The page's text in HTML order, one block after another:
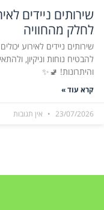
שירותים ניידים
לחלק מהחוויה
שירותים ניידים לאירוע
להבטיח נוחות וניקיון,
והיתרונות! 🚽✨
קרא עוד »
23/07/2026 אין תגובות